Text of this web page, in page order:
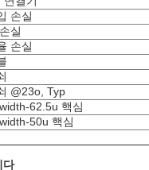
손실
실
손실
@23o, Typ
62.5u 핵심
50u 핵심
다